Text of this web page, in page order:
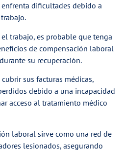
dificultades debido a
trabajo, es probable que tenga
de compensación laboral
su recuperación.
sus facturas médicas,
debido a una incapacidad
acceso al tratamiento médico
laboral sirve como una red de
lesionados, asegurando